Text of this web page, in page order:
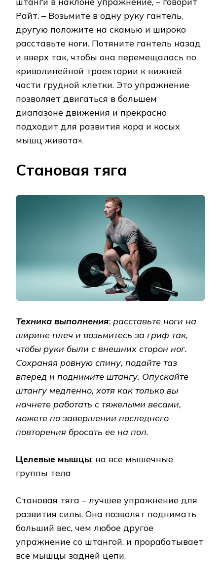
Райт. – Возьмите в одну руку гантель,
другую положите на скамью и широко
расставьте ноги. Потяните гантель назад
и вверх так, чтобы она перемещалась по
криволинейной траектории к нижней
части грудной клетки. Это упражнение
позволяет двигаться в большем
диапазоне движения и прекрасно
подходит для развития кора и косых
мышц живота».
Становая тяга
Техника выполнения: расставьте ноги на
ширине плеч и возьмитесь за гриф так,
чтобы руки были с внешних сторон ног.
Сохраняя ровную спину, подайте таз
вперед и поднимите штангу. Опускайте
штангу медленно, хотя как только вы
начнете работать с тяжелыми весами,
можете по завершении последнего
повторения бросать ее на пол.
Целевые мышцы: на все мышечные
группы тела
Становая тяга – лучшее упражнение для
развития силы. Она позволят поднимать
больший вес, чем любое другое
упражнение со штангой, и прорабатывает
все мышцы задней цепи.